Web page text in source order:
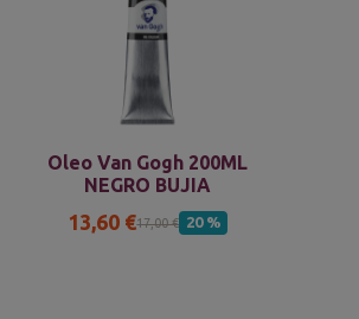
Oleo Van Gogh 200ML
NEGRO BUJIA
13,60 €17,00 € 20 %